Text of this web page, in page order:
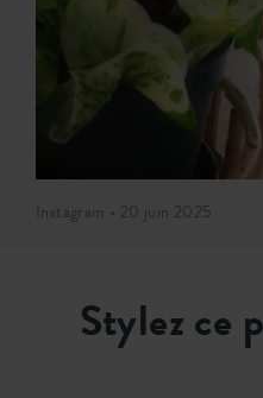
Instagram • 20 juin 2025
Stylez ce